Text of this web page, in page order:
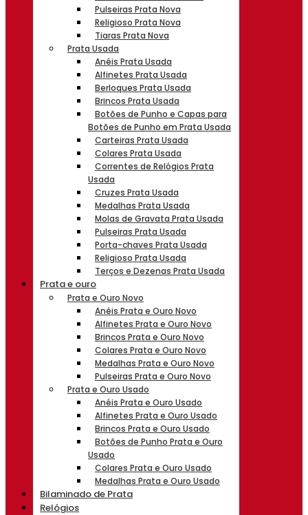
Pulseiras Prata Nova
Religioso Prata Nova
Tiaras Prata Nova
Prata Usada
Anéis Prata Usada
Alfinetes Prata Usada
Berloques Prata Usada
Brincos Prata Usada
Botões de Punho e Capas para
Botões de Punho em Prata Usada
Carteiras Prata Usada
Colares Prata Usada
Correntes de Relógios Prata
Usada
Cruzes Prata Usada
Medalhas Prata Usada
Molas de Gravata Prata Usada
Pulseiras Prata Usada
Porta-chaves Prata Usada
Religioso Prata Usada
Terços e Dezenas Prata Usada
Prata e ouro
Prata e Ouro Novo
Anéis Prata e Ouro Novo
Alfinetes Prata e Ouro Novo
Brincos Prata e Ouro Novo
Colares Prata e Ouro Novo
Medalhas Prata e Ouro Novo
Pulseiras Prata e Ouro Novo
Prata e Ouro Usado
Anéis Prata e Ouro Usado
Alfinetes Prata e Ouro Usado
Brincos Prata e Ouro Usado
Botões de Punho Prata e Ouro
Usado
Colares Prata e Ouro Usado
Medalhas Prata e Ouro Usado
Bilaminado de Prata
Relógios